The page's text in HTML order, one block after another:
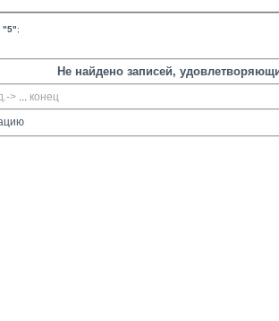
"5";
Не найдено записей,
> ... конец